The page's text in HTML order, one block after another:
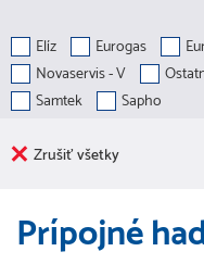
Elíz Eurogas
Novaservis - V
Samtek
Sapho
Zrušiť všetky
Prípojné